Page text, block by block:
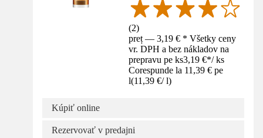
(2)
preț — 3,19 € * Všetky ceny
vr. DPH a bez nákladov na
prepravu pe ks3,19 €*/ ks
Corespunde la 11,39 € pe
l(11,39 €/ l)
Kúpiť online
Rezervovať v predajni